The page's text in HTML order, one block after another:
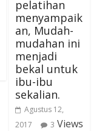
pelatihan
menyampaik
an, Mudah-
mudahan ini
menjadi
bekal untuk
ibu-ibu
sekalian.
Agustus 12,
2017
3 Views